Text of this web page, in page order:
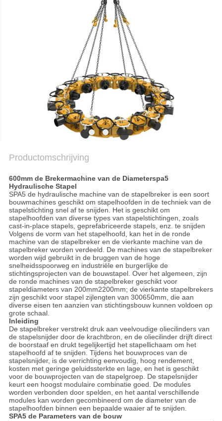
Productomschrijving
600mm de Brekermachine van de Diameterspa5
Hydraulische Stapel
SPA5 de hydraulische machine van de stapelbreker is een soort
bouwmachines geschikt om stapelhoofden in de techniek van de
stapelstichting snel af te snijden. Het is geschikt om
stapelhoofden van diverse types van stapelstichtingen, zoals
cast-in-place stapels, geprefabriceerde stapels, enz. te snijden
Volgens de vorm van het stapelhoofd, kan het in de ronde
machine van de stapelbreker en de vierkante machine van de
stapelbreker worden verdeeld. De machines van de stapelbreker
worden wijd gebruikt in de bruggen van de hoge
snelheidsspoorweg en industriële en burgerlijke de
stichtingsprojecten van de bouwstapel. Over het algemeen, zijn
de ronde machines van de stapelbreker geschikt voor
stapeldiameters van 200mm2200mm; de vierkante stapelbrekers
zijn geschikt voor stapel zijlengten van 300650mm, die aan
diverse eisen ten aanzien van stichtingsbouw kunnen voldoen op
grote schaal.
Inleiding
De stapelbreker verstrekt druk aan veelvoudige oliecilinders van
de stapelsnijder door de krachtbron, en de oliecilinder drijft direct
de boorstaaf en drukt tegelijkertijd het stapellichaam om het
stapelhoofd af te snijden. Tijdens het bouwproces van de
stapelsnijder, is de verrichting eenvoudig, hoog rendement,
kosten met geringe geluidssterkte en lage, en het is geschikt
voor de bouwprojecten van de stapelgroep. De stapelsnijder
keurt een hoogst modulaire combinatie goed. De modules
worden verbonden door spelden, en het aantal verschillende
modules kan worden gecombineerd om de diameter van de
stapelhoofden binnen een bepaalde waaier af te snijden.
SPA5 de Parameters van de bouw